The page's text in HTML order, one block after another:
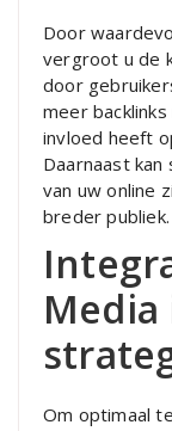
Door
vergroot u de
door
meer
invloed heeft
Daarnaast
van uw online
breder publiek.
Media
Om optimaal